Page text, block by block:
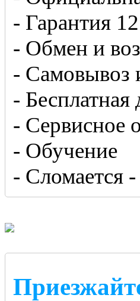
- Гарантия
- Обмен и
- Самовывоз
- Бесплатная
- Сервисное
- Обучение
- Сломается